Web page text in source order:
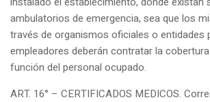
ambulatorios de emergencia, sea que los
través de organismos oficiales o entidades
empleadores deberán contratar la
función del personal ocupado.
ART. 16° – CERTIFICADOS MEDICOS.